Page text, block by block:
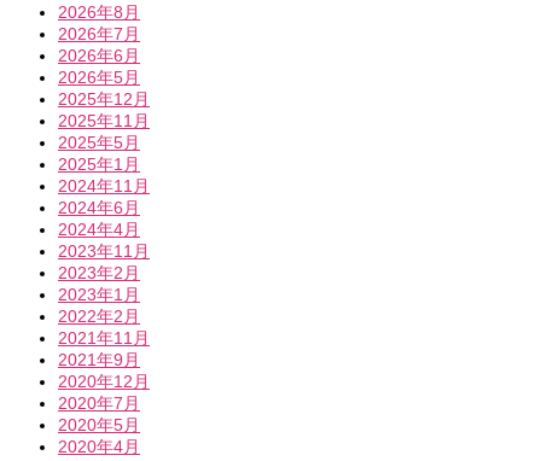
2026年8月
2026年7月
2026年6月
2026年5月
2025年12月
2025年11月
2025年5月
2025年1月
2024年11月
2024年6月
2024年4月
2023年11月
2023年2月
2023年1月
2022年2月
2021年11月
2021年9月
2020年12月
2020年7月
2020年5月
2020年4月